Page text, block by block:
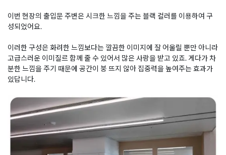
이번 현장의 출입문 주변은 시크한 느낌을 주는 블랙 컬러를 이용하여 구
성되었어요.
이러한 구성은 화려한 느낌보다는 깔끔한 이미지에 잘 어울릴 뿐만 아니라
고급스러운 이미질르 함께 줄 수 있어서 많은 사랑을 받고 있죠. 게다가 차
분한 느낌을 주기 때문에 공간이 붕 뜨지 않아 집중력을 높여주는 효과가
있답니다.